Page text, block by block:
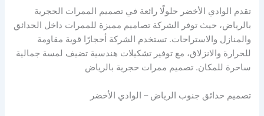
تقدم الوادي الأخضر حلولًا رائعة في تصميم الممرات الحجرية
بالرياض، حيث توفر الشركة تصاميم مميزة للممرات داخل الحدائق
والمنازل والاستراحات. تستخدم الشركة أحجارًا قوية مقاومة
للحرارة والانزلاق، مع توفير تشكيلات هندسية تضيف لمسة جمالية
ساحرة للمكان. تصميم ممرات حجرية بالرياض
تصميم حدائق جنوب الرياض – الوادي الأخضر